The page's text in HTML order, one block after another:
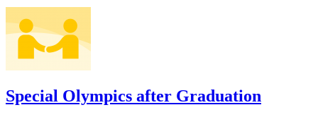
Special Olympics after Graduation